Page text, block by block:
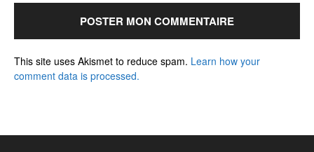
This site uses Akismet to reduce spam. Learn how your
comment data is processed.